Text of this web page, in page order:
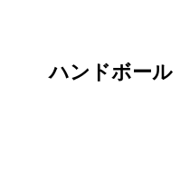
ハンドボール